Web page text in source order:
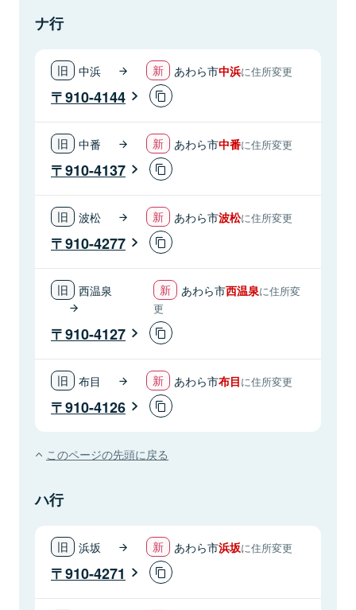
ナ行
中浜 あわら市中浜に住所変更
910-4144
中番 あわら市中番に住所変更
910-4137
波松 あわら市波松に住所変更
910-4277
西温泉 あわら市西温泉に住所変
更
910-4127
布目 あわら市布目に住所変更
910-4126
このページの先頭に戻る
ハ行
浜坂 あわら市浜坂に住所変更
910-4271